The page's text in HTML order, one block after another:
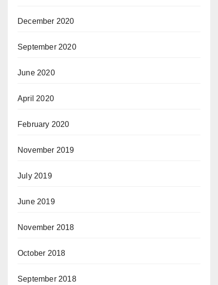
December 2020
September 2020
June 2020
April 2020
February 2020
November 2019
July 2019
June 2019
November 2018
October 2018
September 2018